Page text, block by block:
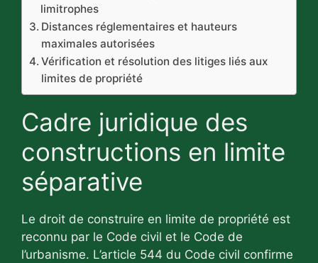
limitrophes
Distances réglementaires et hauteurs
maximales autorisées
Vérification et résolution des litiges liés aux
limites de propriété
Cadre juridique des
constructions en limite
séparative
Le droit de construire en limite de propriété est
reconnu par le Code civil et le Code de
l’urbanisme. L’article 544 du Code civil confirme